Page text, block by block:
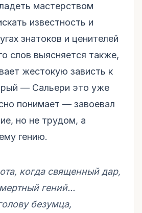
мастерством
известность и
знатоков и ценителей
слов выясняется также,
жестокую зависть к
— Сальери это уже
понимает — завоевал
но не трудом, а
гению.
когда священный дар,
гений...
безумца,